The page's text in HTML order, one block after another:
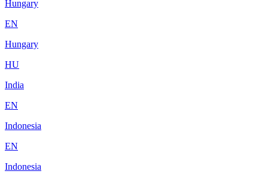
Hungary
EN
Hungary
HU
India
EN
Indonesia
EN
Indonesia